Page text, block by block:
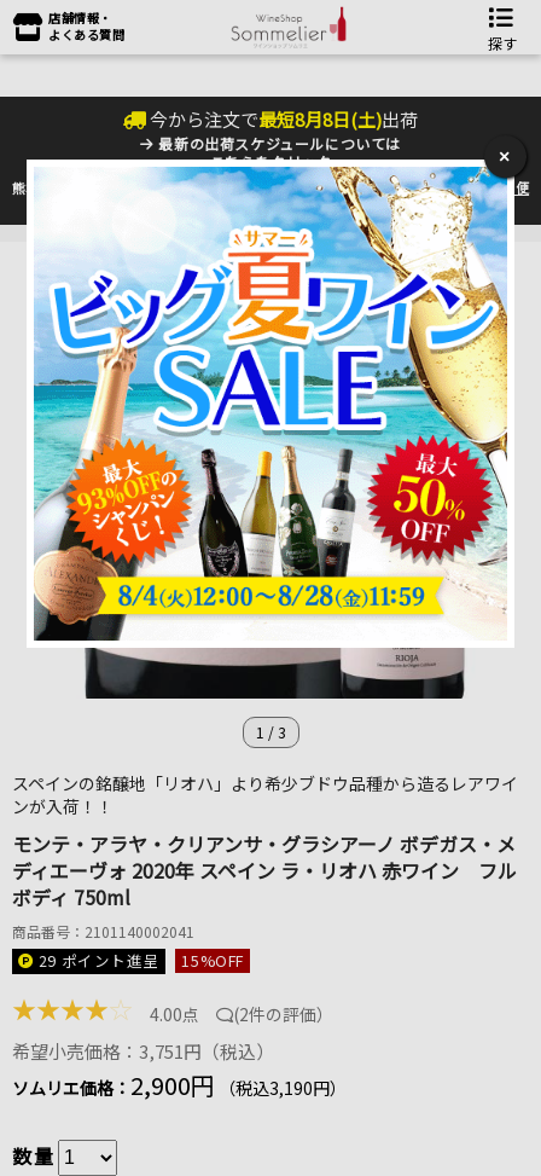
店舗情報・
よくある質問
探す
今から注文で最短8月8日(土)出荷
最新の出荷スケジュールについては
こちらをクリック
熊本地震の影響により九州への配送に遅れが生じております。最新情報は佐川急便
のHP
をご確認下さい。
1 /3
スペインの銘醸地「リオハ」より希少ブドウ品種から造るレアワイ
ンが入荷！！
モンテ・アラヤ・クリアンサ・グラシアーノ ボデガス・メ
ディエーヴォ 2020年 スペイン ラ・リオハ 赤ワイン フル
ボディ 750ml
商品番号：2101140002041
29 ポイント進呈 15%OFF
★★★★☆ 4.00点 (2件の評価）
希望小売価格：3,751円（税込）
ソムリエ価格： 2,900円 （税込3,190円）
数量
×